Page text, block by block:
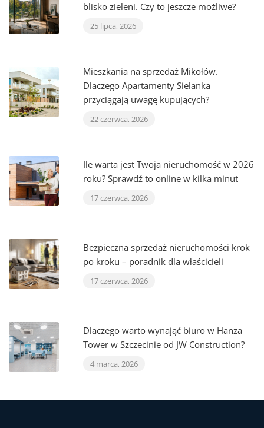
blisko zieleni. Czy to jeszcze możliwe?
25 lipca, 2026
Mieszkania na sprzedaż Mikołów.
Dlaczego Apartamenty Sielanka
przyciągają uwagę kupujących?
22 czerwca, 2026
Ile warta jest Twoja nieruchomość w 2026
roku? Sprawdź to online w kilka minut
17 czerwca, 2026
Bezpieczna sprzedaż nieruchomości krok
po kroku – poradnik dla właścicieli
17 czerwca, 2026
Dlaczego warto wynająć biuro w Hanza
Tower w Szczecinie od JW Construction?
4 marca, 2026